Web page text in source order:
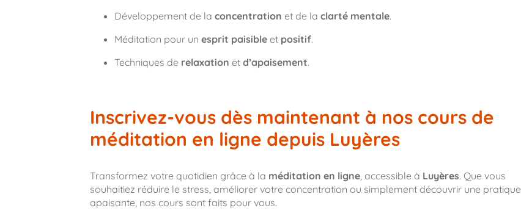
Développement de la concentration et de la clarté mentale.
Méditation pour un esprit paisibleet positif.
Techniques de relaxation et d’apaisement.
Inscrivez-vous dès maintenant à nos cours de
méditation en ligne depuis Luyères
Transformez votre quotidien grâce à la méditation en ligne, accessible à Luyères. Que vous
souhaitiez réduire le stress, améliorer votre concentration ou simplement découvrir une pratique
apaisante, nos cours sont faits pour vous.